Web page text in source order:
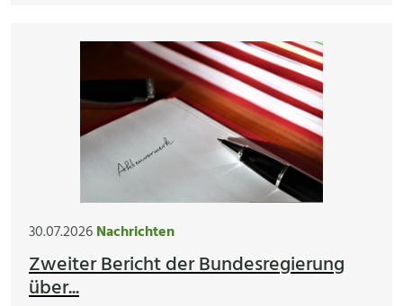
30.07.2026Nachrichten
Zweiter Bericht der Bundesregierung
über...